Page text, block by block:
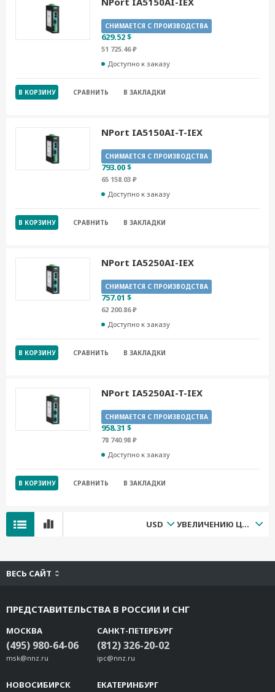
СНИМАЕТСЯ С ПРОИЗВОДСТВА
629.52 $
51 725.46 ₽
Доступно к заказу
В КОРЗИНУ СРАВНИТЬ В ЗАКЛАДКИ
NPort IA5150AI-T-IEX
СНИМАЕТСЯ С ПРОИЗВОДСТВА
793.00 $
65 158.03 ₽
Доступно к заказу
В КОРЗИНУ СРАВНИТЬ В ЗАКЛАДКИ
NPort IA5250AI-IEX
СНИМАЕТСЯ С ПРОИЗВОДСТВА
757.01 $
62 200.86 ₽
Доступно к заказу
В КОРЗИНУ СРАВНИТЬ В ЗАКЛАДКИ
NPort IA5250AI-T-IEX
СНИМАЕТСЯ С ПРОИЗВОДСТВА
958.31 $
78 740.98 ₽
Доступно к заказу
В КОРЗИНУ СРАВНИТЬ В ЗАКЛАДКИ
USD УВЕЛИЧЕНИЮ ЦЕНЫ
ВЕСЬ САЙТ
ПРЕДСТАВИТЕЛЬСТВА В РОССИИ И СНГ
МОСКВА
(495) 980-64-06
msk@nnz.ru
САНКТ-ПЕТЕРБУРГ
(812) 326-20-02
ipc@nnz.ru
НОВОСИБИРСК ЕКАТЕРИНБУРГ